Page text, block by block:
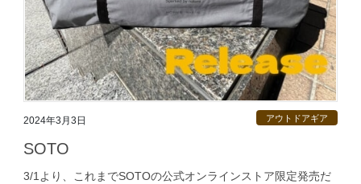
2024年3月3日 アウトドアギア
SOTO
3/1より、これまでSOTOの公式オンラインストア限定発売だ